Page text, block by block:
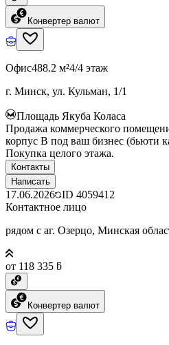
Конвертер валют
Офис488.2 м²4/4 этаж
г. Минск, ул. Кульман, 1/1
Площадь Якуба Коласа
Продажа коммерческого
корпус B под ваш бизнес (бьюти
Покупка целого этажа.
Контакты
Написать
17.06.2026 ID 4059412
Контактное лицо
рядом с аг. Озерцо, Минская
от 118 335 ƃ
Конвертер валют